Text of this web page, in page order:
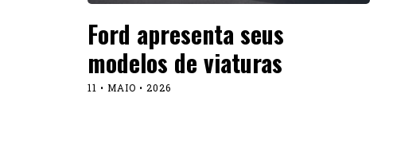
Ford apresenta seus
modelos de viaturas
11 • MAIO • 2026